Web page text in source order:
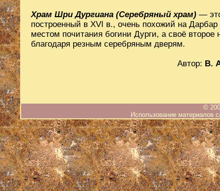
Храм Шри Дургиана (Серебряный храм)—
построенный в XVI в., очень похожий на
местом почитания богини Дурги, а своё второе
благодаря резным серебряным дверям.
Автор: В.
©
Использование материалов